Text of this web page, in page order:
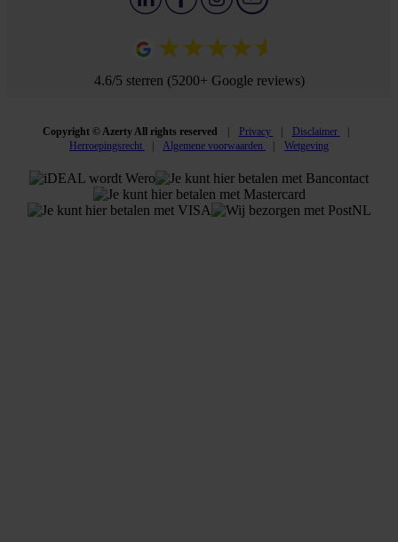
4.6/5 sterren (5200+ Google reviews)
Copyright © Azerty All rights reserved Privacy
Disclaimer
Herroepingsrecht
Algemene voorwaarden Wetgeving